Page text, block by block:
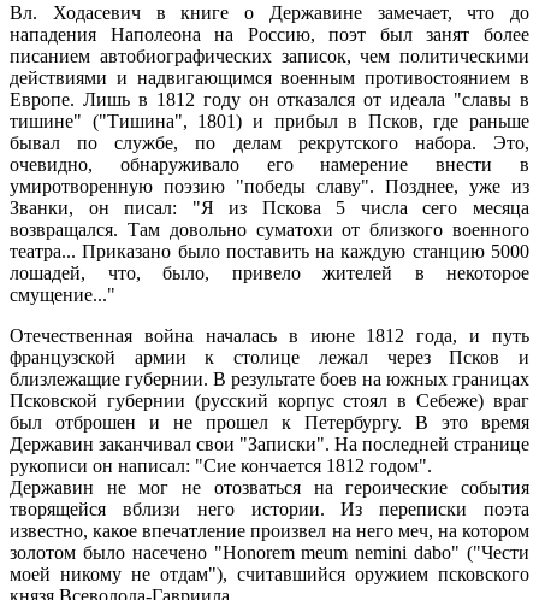
Вл. Ходасевич в книге о Державине замечает, что до
нападения Наполеона на Россию, поэт был занят более
писанием автобиографических записок, чем политическими
действиями и надвигающимся военным противостоянием в
Европе. Лишь в 1812 году он отказался от идеала "славы в
тишине" ("Тишина", 1801) и прибыл в Псков, где раньше
бывал по службе, по делам рекрутского набора. Это,
очевидно, обнаруживало его намерение внести в
умиротворенную поэзию "победы славу". Позднее, уже из
Званки, он писал: "Я из Пскова 5 числа сего месяца
возвращался. Там довольно суматохи от близкого военного
театра... Приказано было поставить на каждую станцию 5000
лошадей, что, было, привело жителей в некоторое
смущение..."
Отечественная война началась в июне 1812 года, и путь
французской армии к столице лежал через Псков и
близлежащие губернии. В результате боев на южных границах
Псковской губернии (русский корпус стоял в Себеже) враг
был отброшен и не прошел к Петербургу. В это время
Державин заканчивал свои "Записки". На последней странице
рукописи он написал: "Сие кончается 1812 годом".
Державин не мог не отозваться на героические события
творящейся вблизи него истории. Из переписки поэта
известно, какое впечатление произвел на него меч, на котором
золотом было насечено "Honorem meum nemini dabo" ("Чести
моей никому не отдам"), считавшийся оружием псковского
князя Всеволода-Гавриила.